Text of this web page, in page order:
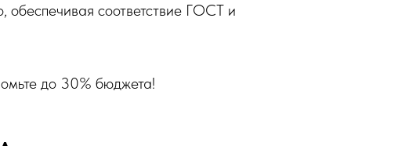
соответствие ГОСТ и
до 30% бюджета!